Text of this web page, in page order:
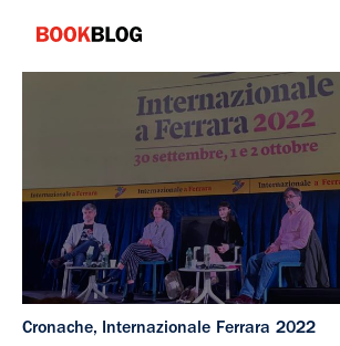
contenuto
Bookblog
Cronache, Internazionale Ferrara 2022